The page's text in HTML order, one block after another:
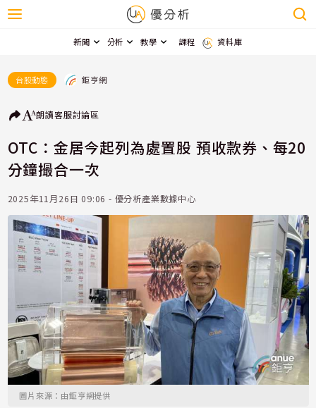
新聞 分析 教學 課程 資料庫
台股動態 鉅亨網
朗讀客服討論區
OTC：金居今起列為處置股 預收款券、每20
分鐘撮合一次
2025年11月26日 09:06 - 優分析產業數據中心
圖片來源：由鉅亨網提供